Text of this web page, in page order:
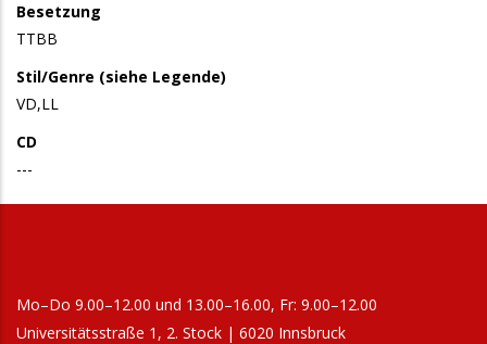
Besetzung
TTBB
Stil/Genre (siehe Legende)
VD,LL
CD
---
Mo–Do 9.00–12.00 und 13.00–16.00, Fr: 9.00–12.00
Universitätsstraße 1, 2. Stock | 6020 Innsbruck